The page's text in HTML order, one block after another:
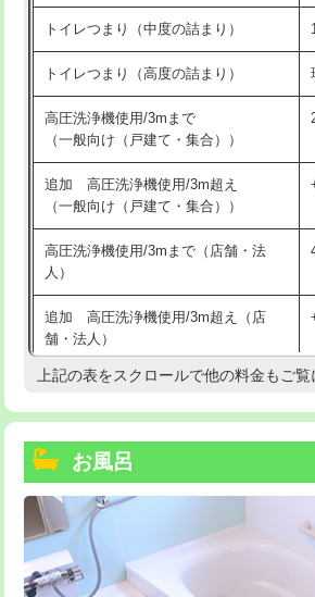
トイレつまり（中度の詰まり）
トイレつまり（高度の詰まり）
高圧洗浄機使用/3mまで
（一般向け（戸建て・集合））
追加 高圧洗浄機使用/3m超え
（一般向け（戸建て・集合））
高圧洗浄機使用/3mまで（店舗・法
人）
追加 高圧洗浄機使用/3m超え（店
舗・法人）
高度高圧洗浄換
トーラー機使用/3mまで
追加トーラー機使用/3m超え
カメラ調査
上記の表をスクロールで他の料金もご覧
お風呂